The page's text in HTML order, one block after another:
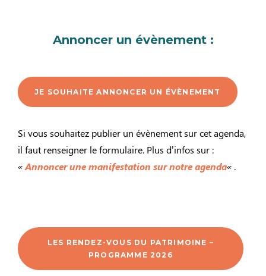
Annoncer un évènement :
JE SOUHAITE ANNONCER UN ÉVÈNEMENT
Si vous souhaitez publier un évènement sur cet agenda,
il faut renseigner le formulaire. Plus d’infos sur :
«Annoncer une manifestation sur notre agenda« .
LES RENDEZ-VOUS DU PATRIMOINE –
PROGRAMME 2026